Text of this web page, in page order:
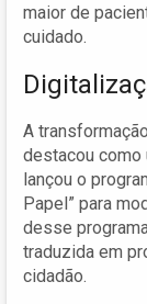
maior de
cuidado.
A
destacou como
lançou o
Papel” para
desse
traduzida em
cidadão.